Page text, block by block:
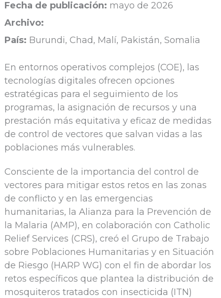
Fecha de publicación: mayo de 2026
Archivo:
País: Burundi, Chad, Malí, Pakistán, Somalia
En entornos operativos complejos (COE), las
tecnologías digitales ofrecen opciones
estratégicas para el seguimiento de los
programas, la asignación de recursos y una
prestación más equitativa y eficaz de medidas
de control de vectores que salvan vidas a las
poblaciones más vulnerables.
Consciente de la importancia del control de
vectores para mitigar estos retos en las zonas
de conflicto y en las emergencias
humanitarias, la Alianza para la Prevención de
la Malaria (AMP), en colaboración con Catholic
Relief Services (CRS), creó el Grupo de Trabajo
sobre Poblaciones Humanitarias y en Situación
de Riesgo (HARP WG) con el fin de abordar los
retos específicos que plantea la distribución de
mosquiteros tratados con insecticida (ITN)